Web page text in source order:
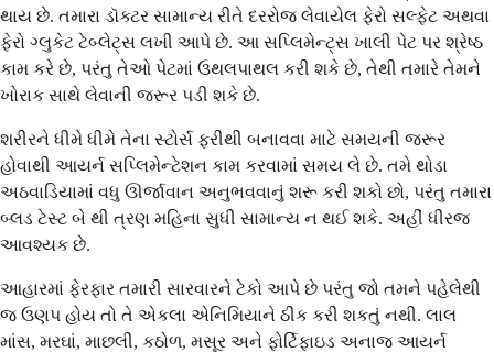
થાય છે. તમારા ડૉક્ટર સામાન્ય રીતે દરરોજ લેવાયેલ ફેરો સલ્ફેટ અથવા
ફેરો ગ્લુકેટ ટેબ્લેટ્સ લખી આપે છે. આ સપ્લિમેન્ટ્સ ખાલી પેટ પર શ્રેષ્ઠ
કામ કરે છે, પરંતુ તેઓ પેટમાં ઉથલપાથલ કરી શકે છે, તેથી તમારે તેમને
ખોરાક સાથે લેવાની જરૂર પડી શકે છે.
શરીરને ધીમે ધીમે તેના સ્ટોર્સ ફરીથી બનાવવા માટે સમયની જરૂર
હોવાથી આયર્ન સપ્લિમેન્ટેશન કામ કરવામાં સમય લે છે. તમે થોડા
અઠવાડિયામાં વધુ ઊર્જાવાન અનુભવવાનું શરૂ કરી શકો છો, પરંતુ તમારા
બ્લડ ટેસ્ટ બે થી ત્રણ મહિના સુધી સામાન્ય ન થઈ શકે. અહીં ધીરજ
આવશ્યક છે.
આહારમાં ફેરફાર તમારી સારવારને ટેકો આપે છે પરંતુ જો તમને પહેલેથી
જ ઉણપ હોય તો તે એકલા એનિમિયાને ઠીક કરી શકતું નથી. લાલ
માંસ, મરઘાં, માછલી, કઠોળ, મસૂર અને ફોર્ટિફાઇડ અનાજ આયર્ન